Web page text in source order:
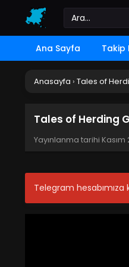
Ana Sayfa Takip
Anasayfa › Tales of
Tales of Herding
Yayınlanma tarihi Kasım
Telegram hesabımıza